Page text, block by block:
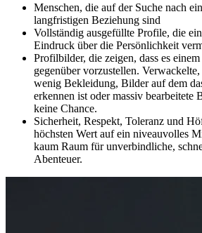
Menschen, die auf der Suche nach
langfristigen Beziehung sind
Vollständig ausgefüllte Profile, die
Eindruck über die Persönlichkeit
Profilbilder, die zeigen, dass es
gegenüber vorzustellen.
wenig Bekleidung, Bilder auf dem
erkennen ist oder massiv bearbeitete
keine Chance.
Sicherheit, Respekt, Toleranz und
höchsten Wert auf ein niveauvolles
kaum Raum für unverbindliche,
Abenteuer.